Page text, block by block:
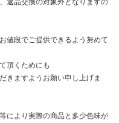
値段でご提供できるよう努めて
頂くためにも
きますようお願い申し上げま
により実際の商品と多少色味が